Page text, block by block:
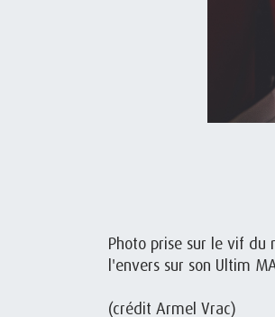
Photo prise sur le vif
l'envers sur son Ultim
(crédit Armel Vrac)